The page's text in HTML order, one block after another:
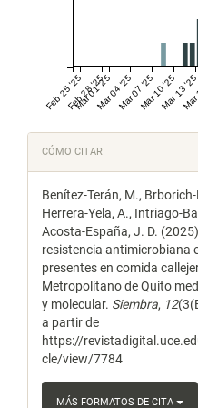
Feb 25 '25Feb 28 '25
Mar 01 '25Mar 04 '25Mar 07 '25Mar 10 '25Mar 13 '25
Detalles
del
artículo
CÓMO CITAR
Benítez-Terán, M.,
Herrera-Yela, A., Intriago-
Acosta-España, J. D.
resistencia antimicrobiana
presentes en comida
Metropolitano de Quito
y molecular. Siembra, 12
a partir de
https://
cle/view/7784
MÁS FORMATOS DE CITA